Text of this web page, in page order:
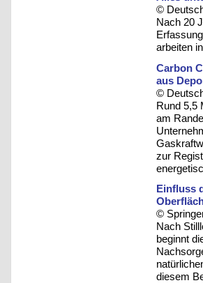
©
Nach 20
arbeiten
Carbon
aus
©
Rund 5,5
am
zur
Einfluss
©
Nach
beginnt
diesem